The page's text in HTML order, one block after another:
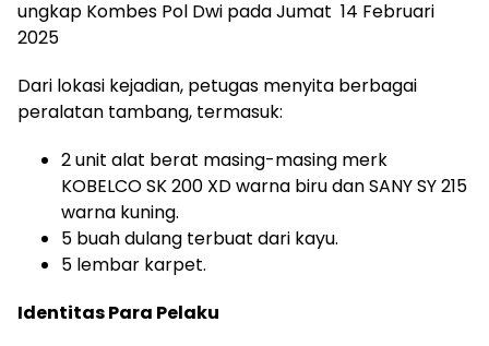
ungkap Kombes Pol Dwi pada Jumat 14 Februari
2025
Dari lokasi kejadian, petugas menyita berbagai
peralatan tambang, termasuk:
2 unit alat berat masing-masing merk
KOBELCO SK 200 XD warna biru dan SANY SY 215
warna kuning.
5 buah dulang terbuat dari kayu.
5 lembar karpet.
Identitas Para Pelaku